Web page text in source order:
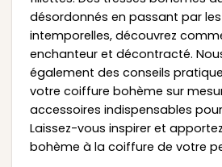
désordonnés en passant par
intemporelles, découvrez
enchanteur et décontracté.
également des conseils
votre coiffure bohème sur
accessoires indispensables
Laissez-vous inspirer et
bohème à la coiffure de votre